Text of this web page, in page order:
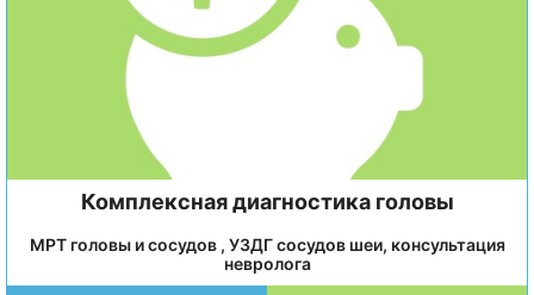
Комплексная диагностика головы
МРТ головы и сосудов , УЗДГ сосудов шеи, консультация
невролога